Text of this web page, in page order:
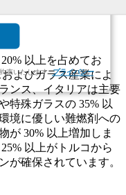
束いたします.プライバシー
以上を占めてお
よびガラス産業によ
ンス、イタリアは主要
特殊ガラスの 35% 以
境に優しい難燃剤への
が 30% 以上増加しま
以上がトルコから
が確保されています。